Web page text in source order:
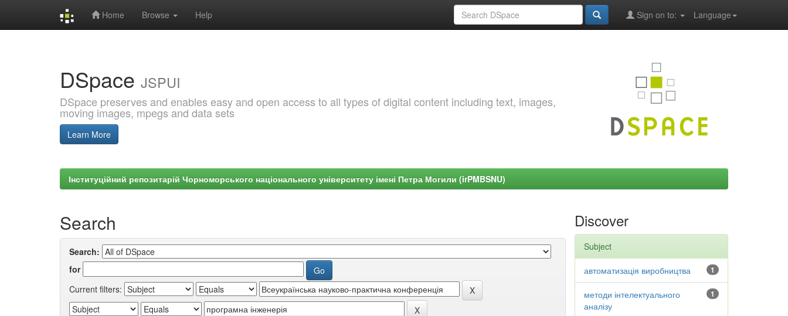
Home Browse Help Language
Sign on to:
DSpace JSPUI
DSpace preserves and enables easy and open access to all types of digital content including text, images,
moving images, mpegs and data sets
Learn More
Інституційний репозитарій Чорноморського національного університету імені Петра Могили (irPMBSNU)
Search
Search:
for
Current filters:
Discover
Subject
1
автоматизація виробництва
1
методи інтелектуального
аналізу